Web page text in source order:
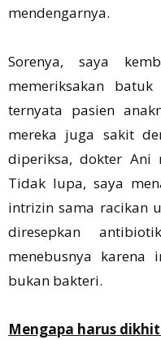
mendengarnya.
Sorenya, saya
memeriksakan
ternyata pasien
mereka juga sakit
diperiksa, dokter Ani
Tidak lupa, saya
intrizin sama racikan
diresepkan
menebusnya
bukan bakteri.
Mengapa harus